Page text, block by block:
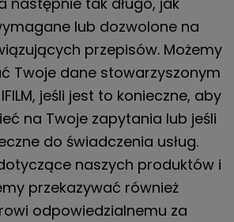
lub dozwolone na
przepisów. Możemy
Twoje dane stowarzyszonym
jeśli jest to konieczne, aby
na Twoje zapytania lub jeśli
do świadczenia usług.
naszych produktów i
przekazywać również
odpowiedzialnemu za